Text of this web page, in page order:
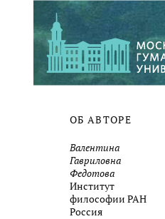
ОБ АВТОРЕ
Валентина
Гавриловна
Федотова
Институт
философии РАН
Россия